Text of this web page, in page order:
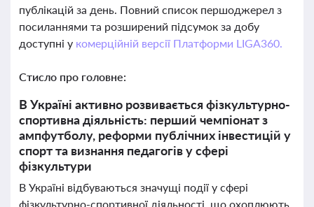
публікацій за день. Повний список першоджерел з
посиланнями та розширений підсумок за добу
доступні у комерційній версії Платформи LIGA360.
Стисло про головне:
В Україні активно розвивається фізкультурно-
спортивна діяльність: перший чемпіонат з
ампфутболу, реформи публічних інвестицій у
спорт та визнання педагогів у сфері
фізкультури
В Україні відбуваються значущі події у сфері
фізкультурно-спортивної діяльності, що охоплюють